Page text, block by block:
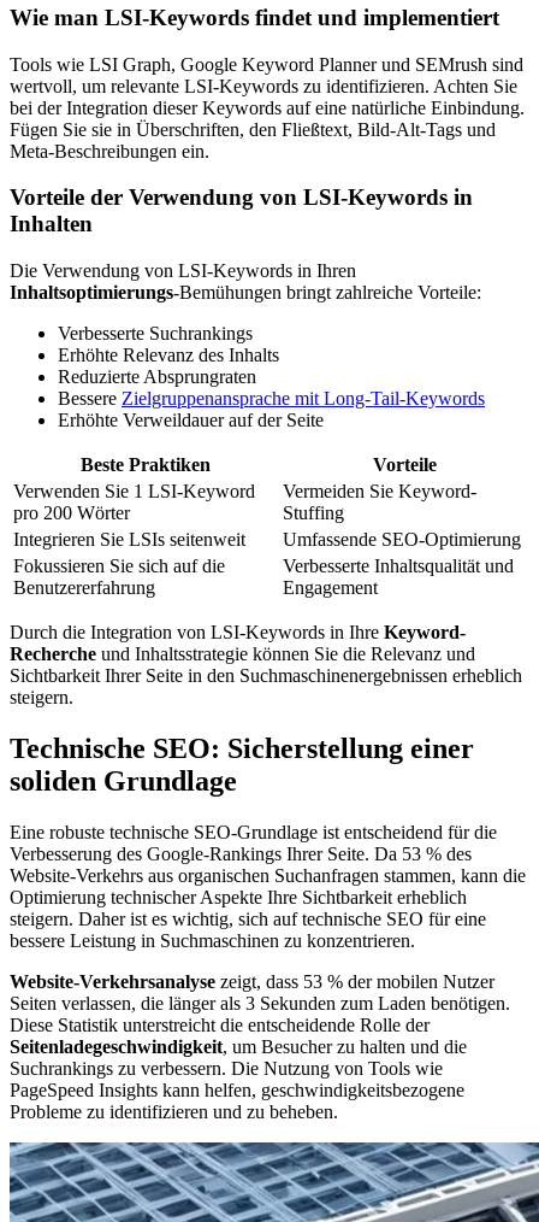
Wie man LSI-Keywords findet und implementiert
Tools wie LSI Graph, Google Keyword Planner und SEMrush sind
wertvoll, um relevante LSI-Keywords zu identifizieren. Achten Sie
bei der Integration dieser Keywords auf eine natürliche Einbindung.
Fügen Sie sie in Überschriften, den Fließtext, Bild-Alt-Tags und
Meta-Beschreibungen ein.
Vorteile der Verwendung von LSI-Keywords in
Inhalten
Die Verwendung von LSI-Keywords in Ihren
Inhaltsoptimierungs-Bemühungen bringt zahlreiche Vorteile:
Verbesserte Suchrankings
Erhöhte Relevanz des Inhalts
Reduzierte Absprungraten
Bessere Zielgruppenansprache mit Long-Tail-Keywords
Erhöhte Verweildauer auf der Seite
Beste Praktiken
Vorteile
Verwenden Sie 1 LSI-Keyword
pro 200 Wörter
Vermeiden Sie Keyword-
Stuffing
Integrieren Sie LSIs seitenweit
Umfassende SEO-Optimierung
Fokussieren Sie sich auf die
Benutzererfahrung
Verbesserte Inhaltsqualität und
Engagement
Durch die Integration von LSI-Keywords in Ihre Keyword-
Recherche und Inhaltsstrategie können Sie die Relevanz und
Sichtbarkeit Ihrer Seite in den Suchmaschinenergebnissen erheblich
steigern.
Technische SEO: Sicherstellung einer
soliden Grundlage
Eine robuste technische SEO-Grundlage ist entscheidend für die
Verbesserung des Google-Rankings Ihrer Seite. Da 53 % des
Website-Verkehrs aus organischen Suchanfragen stammen, kann die
Optimierung technischer Aspekte Ihre Sichtbarkeit erheblich
steigern. Daher ist es wichtig, sich auf technische SEO für eine
bessere Leistung in Suchmaschinen zu konzentrieren.
Website-Verkehrsanalyse zeigt, dass 53 % der mobilen Nutzer
Seiten verlassen, die länger als 3 Sekunden zum Laden benötigen.
Diese Statistik unterstreicht die entscheidende Rolle der
Seitenladegeschwindigkeit, um Besucher zu halten und die
Suchrankings zu verbessern. Die Nutzung von Tools wie
PageSpeed Insights kann helfen, geschwindigkeitsbezogene
Probleme zu identifizieren und zu beheben.